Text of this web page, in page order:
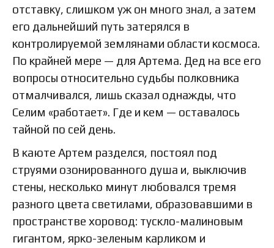
отставку, слишком уж он много знал, а затем
его дальнейший путь затерялся в
контролируемой землянами области космоса.
По крайней мере — для Артема. Дед на все его
вопросы относительно судьбы полковника
отмалчивался, лишь сказал однажды, что
Селим «работает». Где и кем — оставалось
тайной по сей день.
В каюте Артем разделся, постоял под
струями озонированного душа и, выключив
стены, несколько минут любовался тремя
разного цвета светилами, образовавшими в
пространстве хоровод: тускло-малиновым
гигантом, ярко-зеленым карликом и